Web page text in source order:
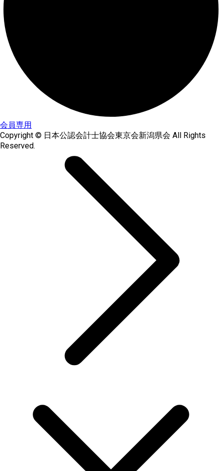
会員専用
Copyright © 日本公認会計士協会東京会新潟県会 All Rights
Reserved.